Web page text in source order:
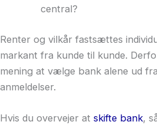
central?
Renter og vilkår fastsættes
markant fra kunde til kunde.
mening at vælge bank alene ud
anmeldelser.
Hvis du overvejer at skifte bank,